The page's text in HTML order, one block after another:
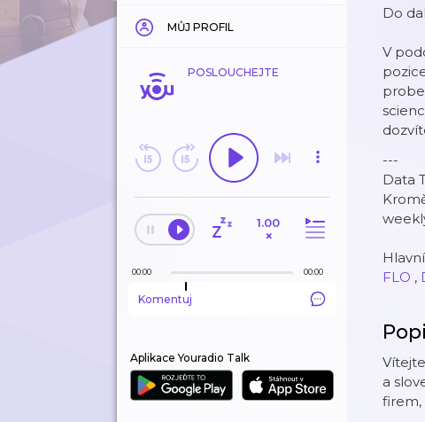
MŮJ PROFIL
POSLOUCHEJTE
1.00
×
00:00 00:00
Komentuj
Aplikace Youradio Talk
Do
V
---
Data
FLO ,
a
firem,